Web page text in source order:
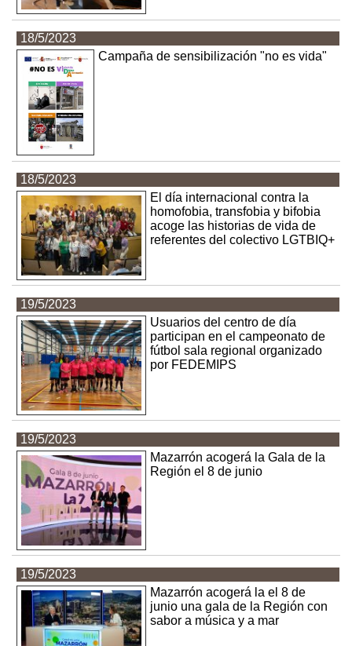
18/5/2023
Campaña de sensibilización "no es vida"
18/5/2023
El día internacional contra la
homofobia, transfobia y bifobia
acoge las historias de vida de
referentes del colectivo LGTBIQ+
19/5/2023
Usuarios del centro de día
participan en el campeonato de
fútbol sala regional organizado
por FEDEMIPS
19/5/2023
Mazarrón acogerá la Gala de la
Región el 8 de junio
19/5/2023
Mazarrón acogerá la el 8 de
junio una gala de la Región con
sabor a música y a mar